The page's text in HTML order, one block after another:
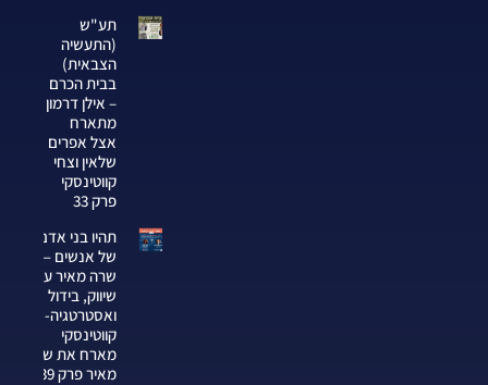
תע"ש
(התעשיה
הצבאית)
בבית הכרם
– אילן דרמון
מתארח
אצל אפרים
שלאין וצחי
קווטינסקי
פרק 33
תהיו בני אדם
של אנשים —
שרה מאיר על
שיווק, בידול
ואסטרטגיה-צחי
קווטינסקי
מארח את שרה
מאיר פרק 339